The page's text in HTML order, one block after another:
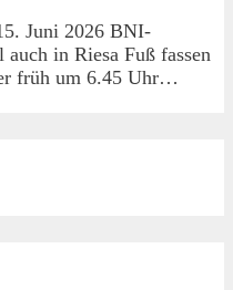
Juni 2026 BNI-
in Riesa Fuß fassen
früh um 6.45 Uhr…